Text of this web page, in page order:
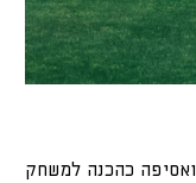
ואסיפה כהכנה למשחק